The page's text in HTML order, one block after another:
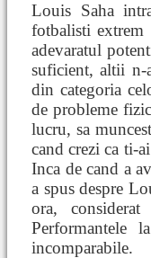
Louis Saha
fotbalisti extrem
adevaratul
suficient, altii n-
din categoria
de probleme
lucru, sa
cand crezi ca ti-
Inca de cand a
a spus despre
ora,
Performantele
incomparabile.